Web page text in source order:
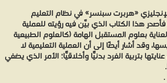
«هربرت سبنسر» في نظام التعليم
هذا الكتاب الذي بيَّن فيه رؤيته للعملية
بعلوم المستقبل الهامة (كالعلوم الطبيعية
وقد أشار أيضًا إلى أن العملية التعليمية لا
بتربية الفرد بدنيًّا وأخلاقيًّا؛ الأمر الذي يضفي
.